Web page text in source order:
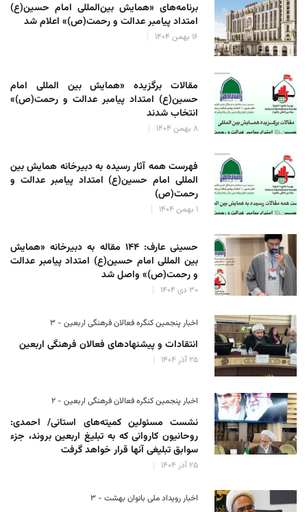
برنامه‌های «همایش بین‌المللی امام حسین(ع)
امتداد پیامبر عدالت و رحمت(ص)» اعلام شد
۱۶ بهمن ۱۴۰۴
مقالات برگزیده «همایش بین المللی امام
حسین(ع) امتداد پیامبر عدالت و رحمت(ص)»
انتخاب شدند
۸ بهمن ۱۴۰۴
فهرست همه آثار رسیده به دبیرخانه همایش بین
المللی امام حسین(ع) امتداد پیامبر عدالت و
رحمت(ص)
۱ بهمن ۱۴۰۴
حسینی عارف: ۱۴۴ مقاله به دبیرخانه «همایش
بین المللی امام حسین(ع) امتداد پیامبر عدالت
و رحمت(ص)» واصل شد
۳۰ دی ۱۴۰۴
اخبار پنجمین کنگره فعالان فرهنگی اربعین - ۳
انتقادات و پیشنهادهای فعالان فرهنگی اربعین
۲۵ آذر ۱۴۰۴
اخبار پنجمین کنگره فعالان فرهنگی اربعین - ۲
نشست مسئولین کمیته‌های استانی/ احمدی:
روحانیون کاروانی که به تبلیغ اربعین بروند، جزء
سوابق تبلیغی آنها قرار خواهد گرفت
۲۵ آذر ۱۴۰۴
اخبار رویداد ملی بانوان بهشت - ۳